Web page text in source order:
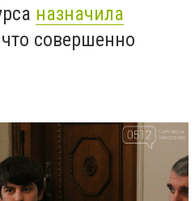
назначила
совершенно